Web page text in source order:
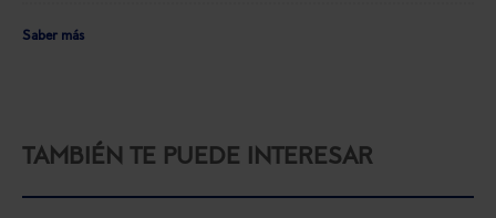
Saber más
TAMBIÉN TE PUEDE INTERESAR